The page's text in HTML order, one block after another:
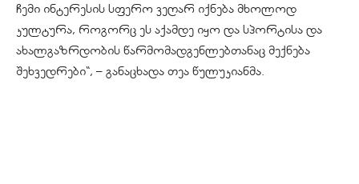
ჩემი ინტერესის სფერო ვეღარ იქნება მხოლოდ
კულტურა, როგორც ეს აქამდე იყო და სპორტისა და
ახალგაზრდობის წარმომადგენლებთანაც მექნება
შეხვედრები“, – განაცხადა თეა წულუკიანმა.